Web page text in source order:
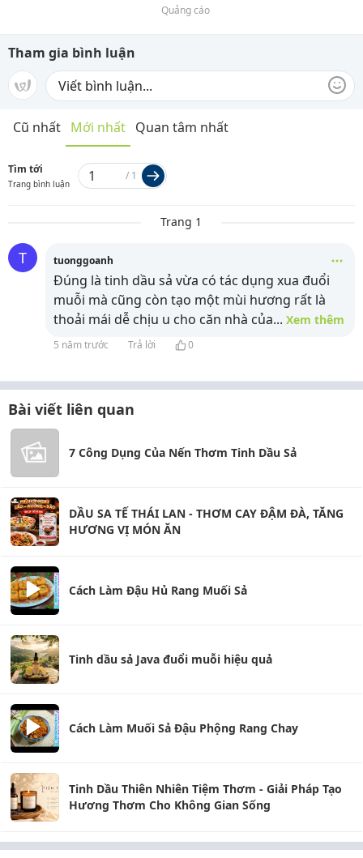
Quảng cáo
Tham gia bình luận
Cũ nhất Mới nhất Quan tâm nhất
Tìm tới
Trang bình luận
/ 1
Trang 1
T tuonggoanh
Đúng là tinh dầu sả vừa có tác dụng xua đuổi
muỗi mà cũng còn tạo một mùi hương rất là
thoải mái dễ chịu u cho căn nhà của... Xem thêm
5 năm trước Trả lời 0
Bài viết liên quan
7 Công Dụng Của Nến Thơm Tinh Dầu Sả
DẦU SA TẾ THÁI LAN - THƠM CAY ĐẬM ĐÀ, TĂNG
HƯƠNG VỊ MÓN ĂN
Cách Làm Đậu Hủ Rang Muối Sả
Tinh dầu sả Java đuổi muỗi hiệu quả
Cách Làm Muối Sả Đậu Phộng Rang Chay
Tinh Dầu Thiên Nhiên Tiệm Thơm - Giải Pháp Tạo
Hương Thơm Cho Không Gian Sống